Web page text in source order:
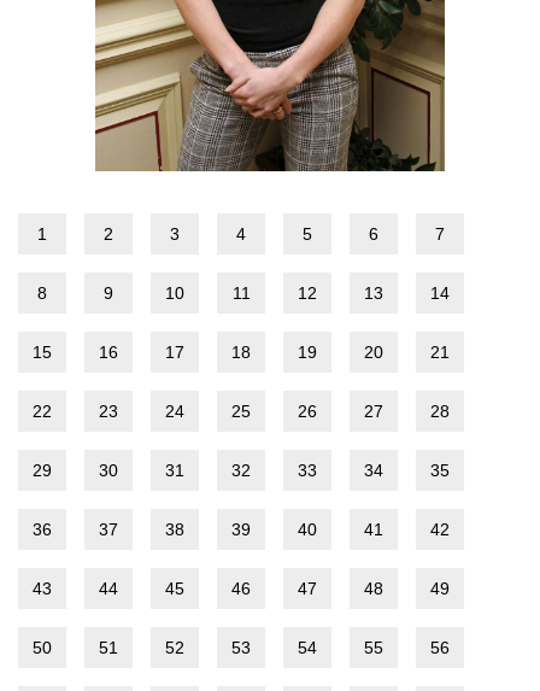
1 2 3 4 5 6 7
8 9 10 11 12 13 14
15 16 17 18 19 20 21
22 23 24 25 26 27 28
29 30 31 32 33 34 35
36 37 38 39 40 41 42
43 44 45 46 47 48 49
50 51 52 53 54 55 56